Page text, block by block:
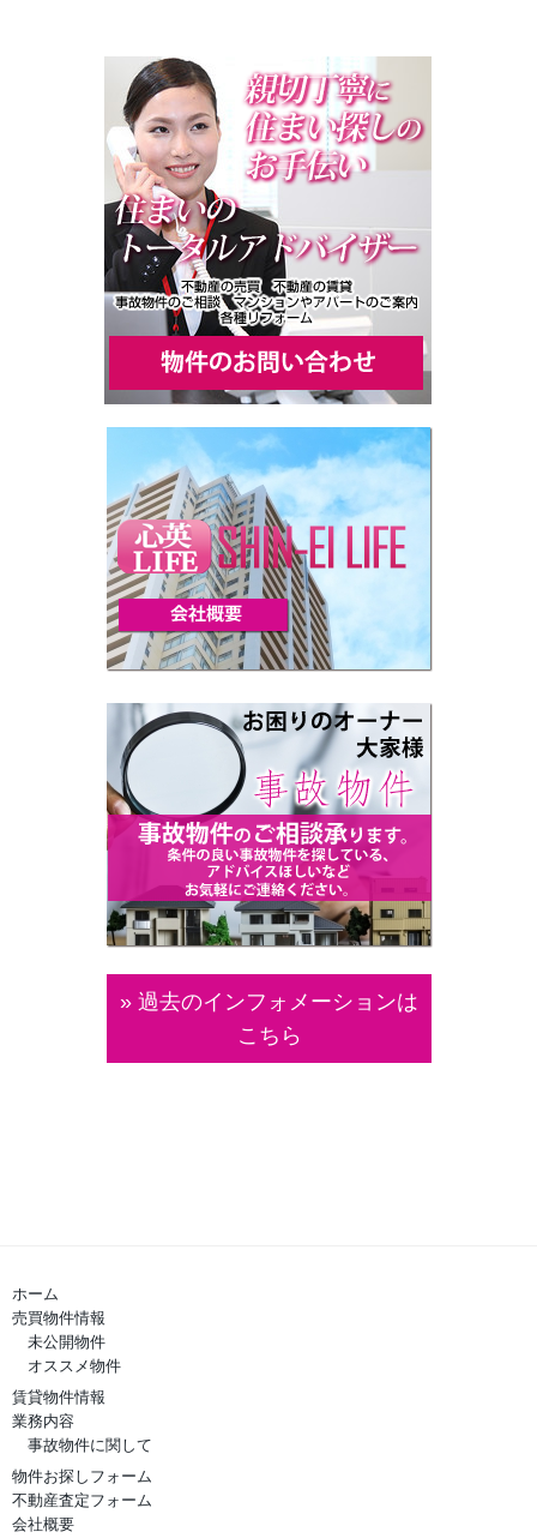
» 過去のインフォメーションは
こちら
ホーム
売買物件情報
未公開物件
オススメ物件
賃貸物件情報
業務内容
事故物件に関して
物件お探しフォーム
不動産査定フォーム
会社概要